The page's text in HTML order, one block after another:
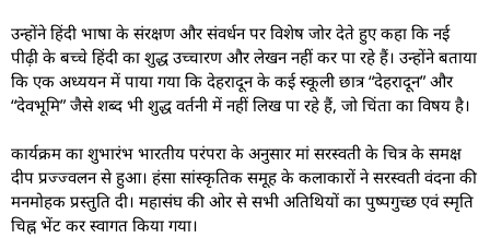
उन्होंने हिंदी भाषा के संरक्षण और संवर्धन पर विशेष जोर देते हुए कहा कि नई
पीढ़ी के बच्चे हिंदी का शुद्ध उच्चारण और लेखन नहीं कर पा रहे हैं। उन्होंने बताया
कि एक अध्ययन में पाया गया कि देहरादून के कई स्कूली छात्र “देहरादून” और
“देवभूमि” जैसे शब्द भी शुद्ध वर्तनी में नहीं लिख पा रहे हैं, जो चिंता का विषय है।
कार्यक्रम का शुभारंभ भारतीय परंपरा के अनुसार मां सरस्वती के चित्र के समक्ष
दीप प्रज्ज्वलन से हुआ। हंसा सांस्कृतिक समूह के कलाकारों ने सरस्वती वंदना की
मनमोहक प्रस्तुति दी। महासंघ की ओर से सभी अतिथियों का पुष्पगुच्छ एवं स्मृति
चिह्न भेंट कर स्वागत किया गया।